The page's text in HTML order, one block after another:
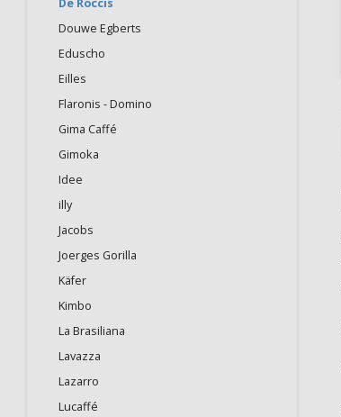
De Roccis
Douwe Egberts
Eduscho
Eilles
Flaronis - Domino
Gima Caffé
Gimoka
Idee
illy
Jacobs
Joerges Gorilla
Käfer
Kimbo
La Brasiliana
Lavazza
Lazarro
Lucaffé